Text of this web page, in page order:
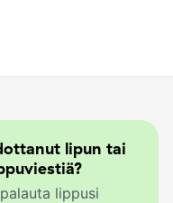
lipun tai
lippusi